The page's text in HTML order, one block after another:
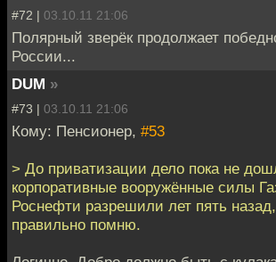
#72 | 03.10.11 21:06
Полярный зверёк продолжает
России...
DUM »
#73 | 03.10.11 21:06
Кому: Пенсионер, #53
> До приватизации дело пока не
корпоративные вооружённые силы
Роснефти разрешили лет пять
правильно помню.